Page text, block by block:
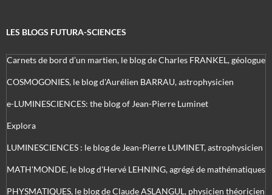
LES BLOGS FUTURA-SCIENCES
Carnets de bord d’un martien, le blog de Charles FRANKEL, géologue
COSMOGONIES, le blog d'Aurélien BARRAU, astrophysicien
e-LUMINESCIENCES: the blog of Jean-Pierre Luminet
Explora
LUMINESCIENCES : le blog de Jean-Pierre LUMINET, astrophysicien
MATH'MONDE, le blog d'Hervé LEHNING, agrégé de mathématiques
PHYSMATIQUES, le blog de Claude ASLANGUL, physicien théoricien